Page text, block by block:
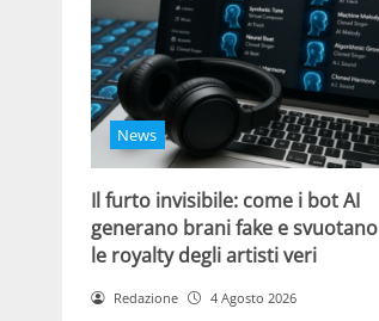
News
Il furto invisibile: come i bot AI
generano brani fake e svuotano
le royalty degli artisti veri
Redazione 4 Agosto 2026